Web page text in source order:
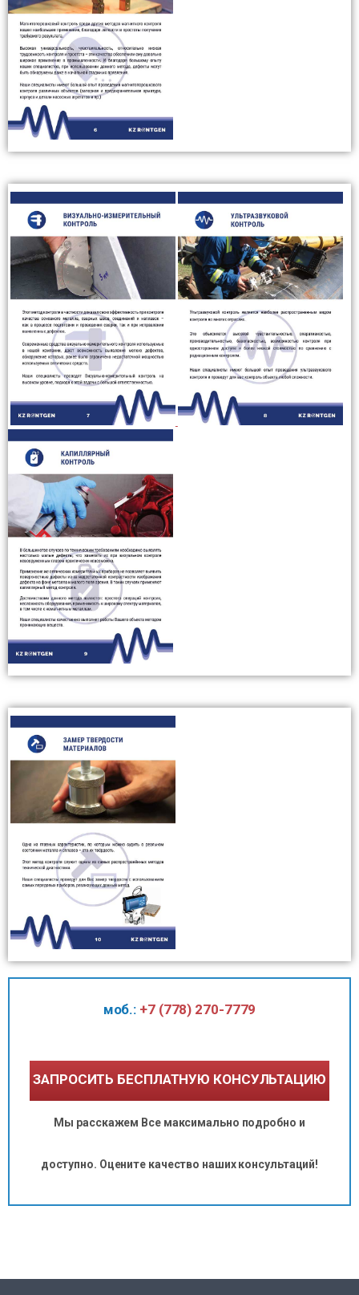
моб.: +7 (778) 270-7779
ЗАПРОСИТЬ БЕСПЛАТНУЮ КОНСУЛЬТАЦИЮ
Мы расскажем Все максимально подробно и
доступно. Оцените качество наших консультаций!